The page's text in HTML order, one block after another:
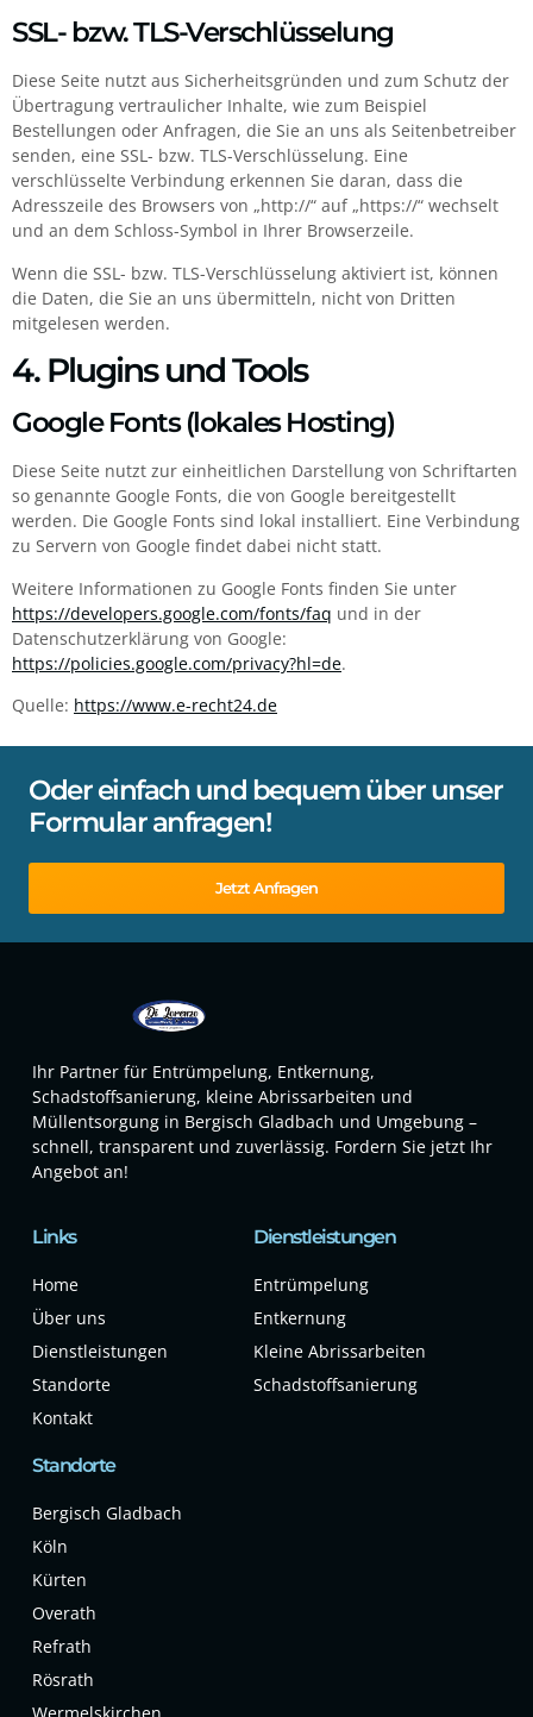
SSL- bzw. TLS-Verschlüsselung
Diese Seite nutzt aus Sicherheitsgründen und zum Schutz der
Übertragung vertraulicher Inhalte, wie zum Beispiel
Bestellungen oder Anfragen, die Sie an uns als Seitenbetreiber
senden, eine SSL- bzw. TLS-Verschlüsselung. Eine
verschlüsselte Verbindung erkennen Sie daran, dass die
Adresszeile des Browsers von „http://“ auf „https://“ wechselt
und an dem Schloss-Symbol in Ihrer Browserzeile.
Wenn die SSL- bzw. TLS-Verschlüsselung aktiviert ist, können
die Daten, die Sie an uns übermitteln, nicht von Dritten
mitgelesen werden.
4. Plugins und Tools
Google Fonts (lokales Hosting)
Diese Seite nutzt zur einheitlichen Darstellung von Schriftarten
so genannte Google Fonts, die von Google bereitgestellt
werden. Die Google Fonts sind lokal installiert. Eine Verbindung
zu Servern von Google findet dabei nicht statt.
Weitere Informationen zu Google Fonts finden Sie unter
https://developers.google.com/fonts/faq und in der
Datenschutzerklärung von Google:
https://policies.google.com/privacy?hl=de.
Quelle: https://www.e-recht24.de
Oder einfach und bequem über unser
Formular anfragen!
Jetzt Anfragen
Ihr Partner für Entrümpelung, Entkernung,
Schadstoffsanierung, kleine Abrissarbeiten und
Müllentsorgung in Bergisch Gladbach und Umgebung –
schnell, transparent und zuverlässig. Fordern Sie jetzt Ihr
Angebot an!
Links
Home
Über uns
Dienstleistungen
Standorte
Kontakt
Dienstleistungen
Entrümpelung
Entkernung
Kleine Abrissarbeiten
Schadstoffsanierung
Standorte
Bergisch Gladbach
Köln
Kürten
Overath
Refrath
Rösrath
Wermelskirchen